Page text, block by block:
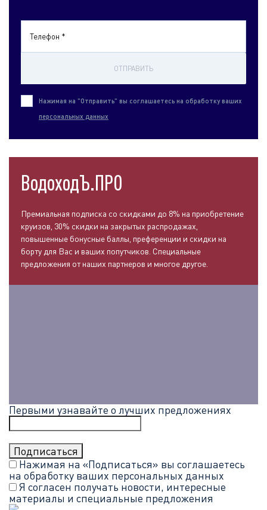
Телефон *
ОТПРАВИТЬ
Нажимая на "Отправить" вы соглашаетесь на обработку ваших
персональных данных
ВодоходЪ.ПРО
Премиальная подписка со скидками до 8% на приобретение
круизов, 30% скидки на закрытых распродажах,
повышенные бонусные баллы, преференции и скидки на
борту для Вас и ваших попутчиков. Специальные
предложения от наших партнеров и многое другое.
Первыми узнавайте о лучших предложениях
Нажимая на «Подписаться» вы соглашаетесь
на обработку ваших персональных данных
Я согласен получать новости, интересные
материалы и специальные предложения